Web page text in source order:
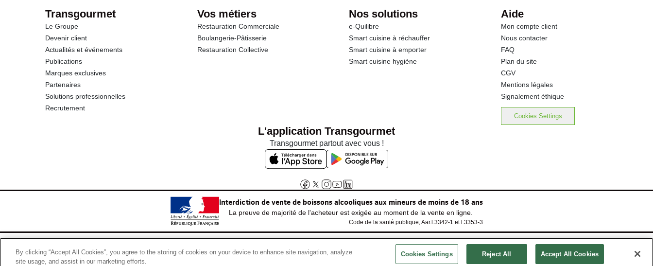
Transgourmet
Le Groupe
Devenir client
Actualités et événements
Publications
Marques exclusives
Partenaires
Solutions professionnelles
Recrutement
Vos métiers
Restauration Commerciale
Boulangerie-Pâtisserie
Restauration Collective
Nos solutions
e-Quilibre
Smart cuisine à réchauffer
Smart cuisine à emporter
Smart cuisine hygiène
Aide
Mon compte client
Nous contacter
FAQ
Plan du site
CGV
Mentions légales
Signalement éthique
Cookies Settings
L'application Transgourmet
Transgourmet partout avec vous !
Interdiction de vente de boissons alcooliques aux mineurs de moins de 18 ans
La preuve de majorité de l'acheteur est exigée au moment de la vente en ligne.
Code de la santé publique, Aar.l.3342-1 et l.3353-3
© Tous droits réservés
By clicking “Accept All Cookies”, you agree to the storing of cookies on your device to enhance site navigation, analyze
site usage, and assist in our marketing efforts.
Cookies Settings Reject All Accept All Cookies